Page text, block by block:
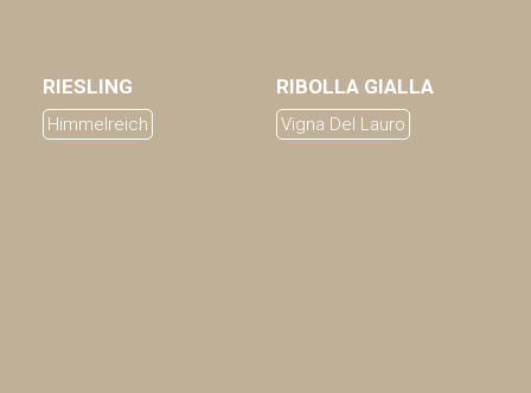
RIESLING
Himmelreich
RIBOLLA GIALLA
Vigna Del Lauro